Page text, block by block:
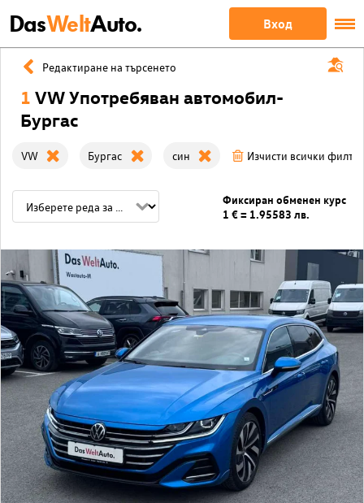
DasWeltAuto. Вход
Редактиране на търсенето
1 VW Употребяван автомобил-
Бургас
VW Бургас син Изчисти всички
Фиксиран обменен курс
1 € = 1.95583 лв.